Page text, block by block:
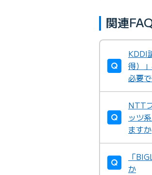
関連
KDDI
得）
必要
NTT
ッツ
ますか
「
か